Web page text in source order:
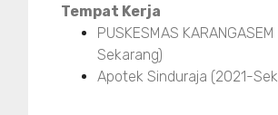
Tempat Kerja
PUSKESMAS
Sekarang)
Apotek Sinduraja (2021-